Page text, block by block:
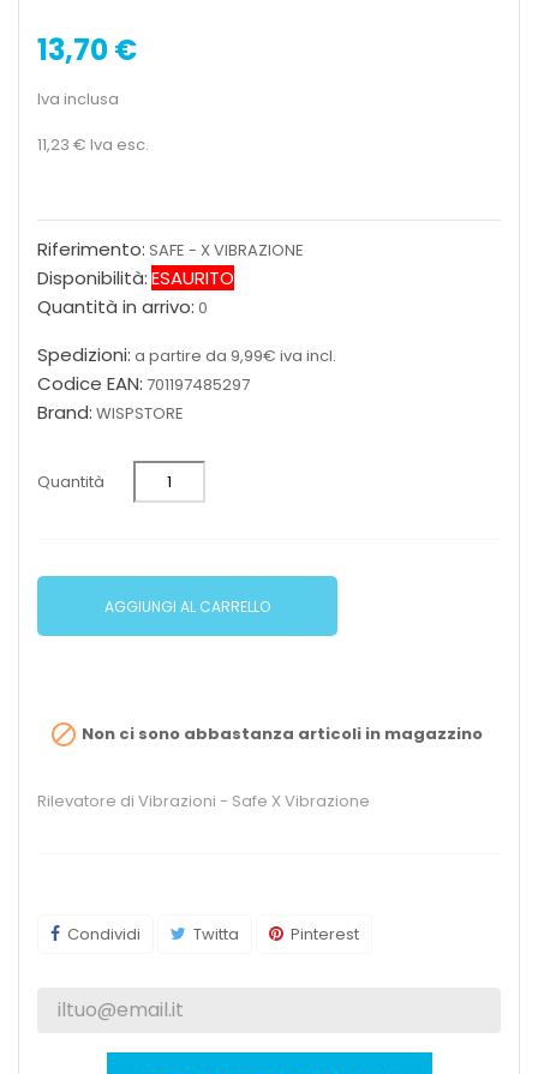
13,70 €
Iva inclusa
11,23 € Iva esc.
Riferimento: SAFE - X VIBRAZIONE
Disponibilità:ESAURITO
Quantità in arrivo: 0
Spedizioni: a partire da 9,99€ iva incl.
Codice EAN: 701197485297
Brand: WISPSTORE
Quantità
AGGIUNGI AL CARRELLO
 Non ci sono abbastanza articoli in magazzino
Rilevatore di Vibrazioni - Safe X Vibrazione
Condividi Twitta Pinterest